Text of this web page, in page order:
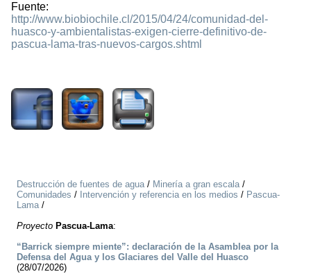
Fuente:
http://www.biobiochile.cl/2015/04/24/comunidad-del-
huasco-y-ambientalistas-exigen-cierre-definitivo-de-
pascua-lama-tras-nuevos-cargos.shtml
Destrucción de fuentes de agua/ Minería a gran escala/
Comunidades / Intervención y referencia en los medios / Pascua-
Lama/
Proyecto Pascua-Lama:
“Barrick siempre miente”: declaración de la Asamblea por la
Defensa del Agua y los Glaciares del Valle del Huasco
(28/07/2026)